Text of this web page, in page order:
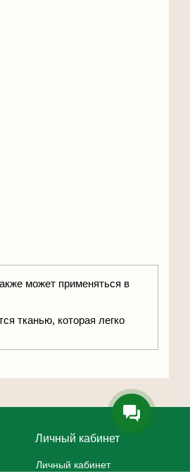
может применяться в
тканью, которая легко
Личный кабинет
Личный кабинет